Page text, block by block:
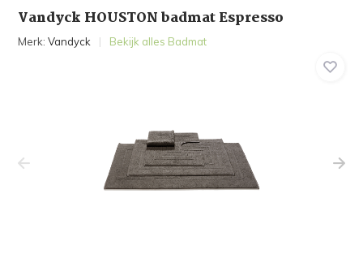
Vandyck HOUSTON badmat Espresso
Merk:Vandyck Bekijk alles Badmat